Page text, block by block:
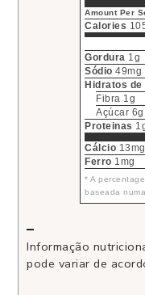
Amount Per
Calories
Gordura 1g
Sódio 49mg
Hidratos de
Fibra 1g
Açúcar 6g
Proteinas
Cálcio 13mg
Ferro 1mg
* A
baseada
–
Informação nutricional é uma estimativa aproximada e
pode variar de